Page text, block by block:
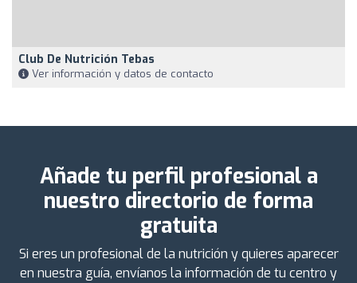
Club De Nutrición Tebas
Ver información y datos de contacto
Añade tu perfil profesional a
nuestro directorio de forma
gratuita
Si eres un profesional de la nutrición y quieres aparecer
en nuestra guía, envíanos la información de tu centro y